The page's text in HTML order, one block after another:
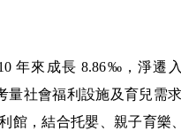
年來成長 8.86‰，淨遷
社會福利設施及育兒需
館，結合托嬰、親子育樂